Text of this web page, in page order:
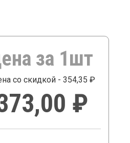
за 1шт
со скидкой - 354,35 ₽
₽